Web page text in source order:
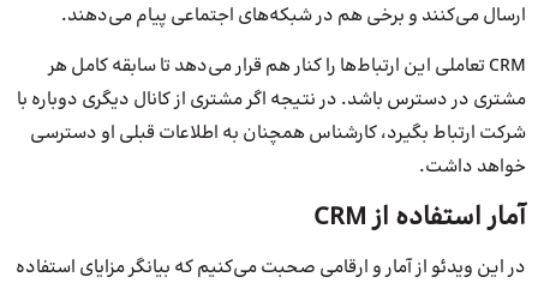
ارسال می‌کنند و برخی هم در شبکه‌های اجتماعی پیام می‌دهند.
CRM تعاملی این ارتباط‌ها را کنار هم قرار می‌دهد تا سابقه کامل هر
مشتری در دسترس باشد. در نتیجه اگر مشتری از کانال دیگری دوباره با
شرکت ارتباط بگیرد، کارشناس همچنان به اطلاعات قبلی او دسترسی
خواهد داشت.
آمار استفاده از CRM
در این ویدئو از آمار و ارقامی صحبت می‌کنیم که بیانگر مزایای استفاده